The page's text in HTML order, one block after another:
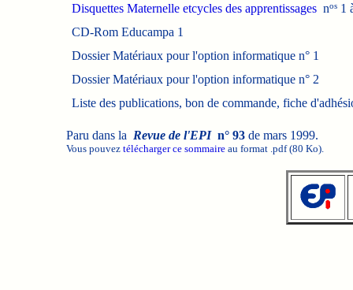
Disquettes Maternelle etcycles des apprentissagesnos1
CD-Rom Educampa 1
Dossier Matériaux pour l'option informatique n° 1
Dossier Matériaux pour l'option informatique n° 2
Liste des publications, bon de commande, fiche
Paru dans la Revue de l'EPI n° 93de mars 1999.
Vous pouvez télécharger ce sommaireau format .pdf (80 Ko).